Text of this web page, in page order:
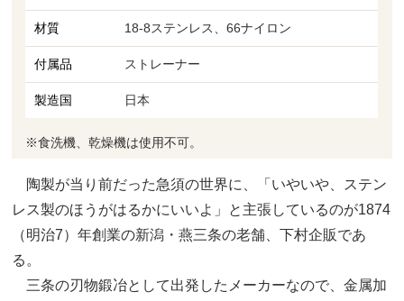
材質 18-8ステンレス、66ナイロン
付属品 ストレーナー
製造国 日本
※食洗機、乾燥機は使用不可。
陶製が当り前だった急須の世界に、「いやいや、ステン
レス製のほうがはるかにいいよ」と主張しているのが1874
（明治7）年創業の新潟・燕三条の老舗、下村企販であ
る。
三条の刃物鍛冶として出発したメーカーなので、金属加